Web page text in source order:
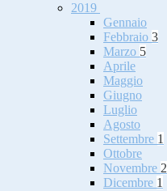
2019
Gennaio
Febbraio 3
Marzo 5
Aprile
Maggio
Giugno
Luglio
Agosto
Settembre 1
Ottobre
Novembre 2
Dicembre 1